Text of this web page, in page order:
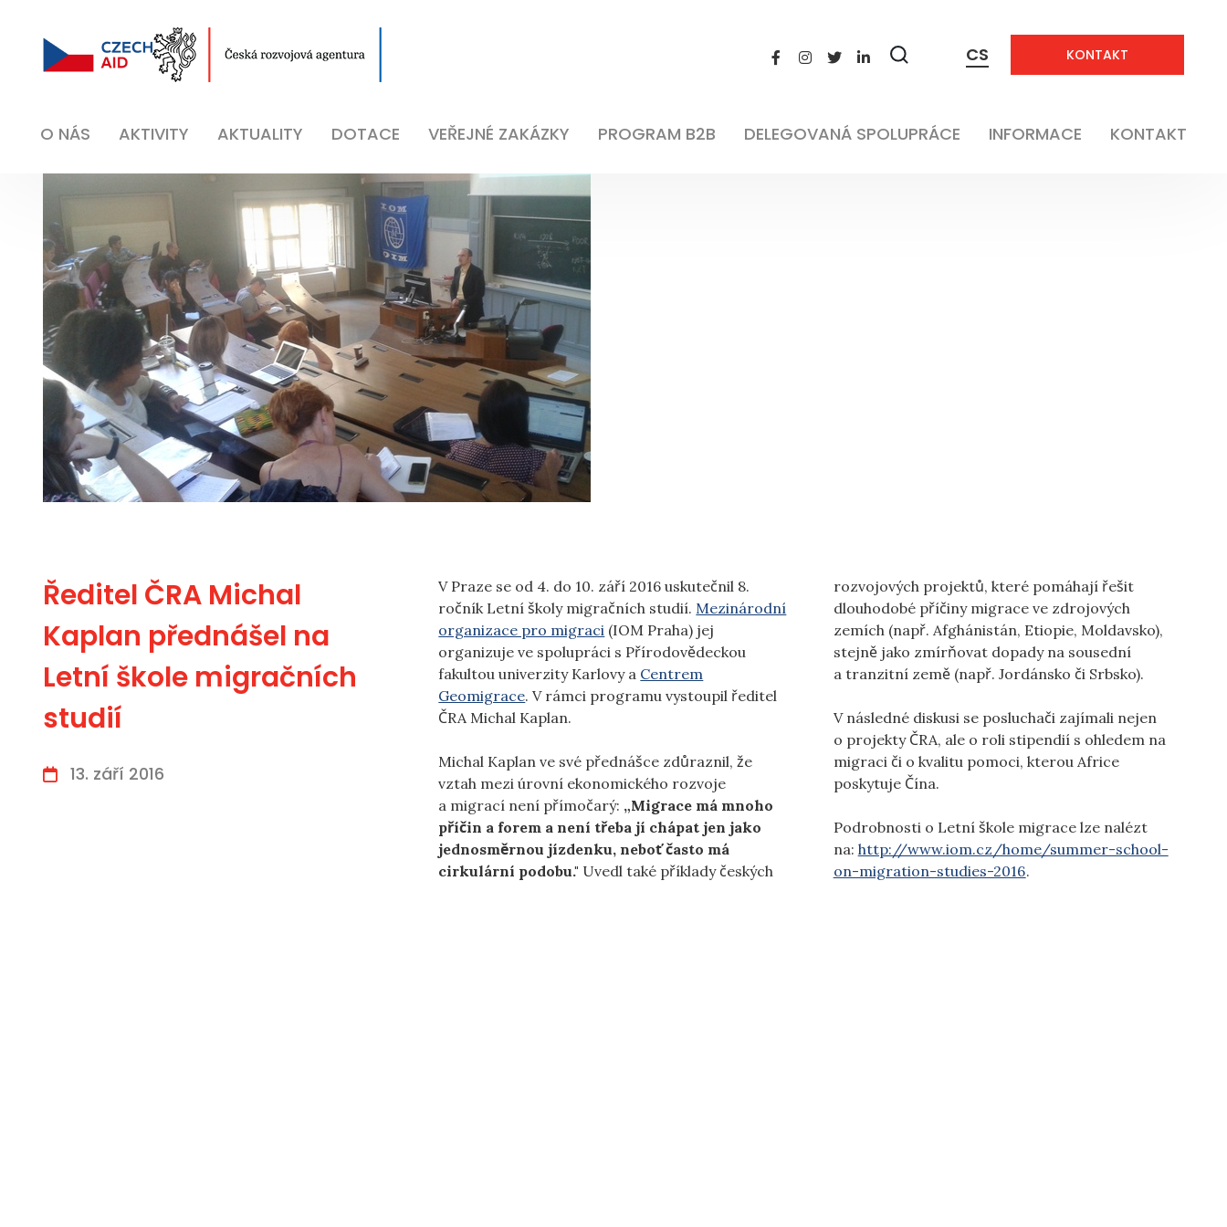
Zobrazit
CS KONTAKT
O NÁS AKTIVITY AKTUALITY DOTACE VEŘEJNÉ ZAKÁZKY PROGRAM B2B DELEGOVANÁ SPOLUPRÁCE INFORMACE KONTAKT
Ředitel ČRA Michal
Kaplan přednášel na
Letní škole migračních
studií
13. září 2016
V Praze se od 4. do 10. září 2016 uskutečnil 8.
ročník Letní školy migračních studií.Mezinárodní
organizace pro migraci (IOM Praha) jej
organizuje ve spolupráci s Přírodovědeckou
fakultou univerzity Karlovy a Centrem
Geomigrace. V rámci programu vystoupil ředitel
ČRA Michal Kaplan.
Michal Kaplan ve své přednášce zdůraznil, že
vztah mezi úrovní ekonomického rozvoje
a migrací není přímočarý: „Migrace má mnoho
příčin a forem a není třeba jí chápat jen jako
jednosměrnou jízdenku, neboť často má
cirkulární podobu." Uvedl také příklady českých
rozvojových projektů, které pomáhají řešit
dlouhodobé příčiny migrace ve zdrojových
zemích (např. Afghánistán, Etiopie, Moldavsko),
stejně jako zmírňovat dopady na sousední
a tranzitní země (např. Jordánsko či Srbsko).
V následné diskusi se posluchači zajímali nejen
o projekty ČRA, ale o roli stipendií s ohledem na
migraci či o kvalitu pomoci, kterou Africe
poskytuje Čína.
Podrobnosti o Letní škole migrace lze nalézt
na: http://www.iom.cz/home/summer-school-
on-migration-studies-2016.